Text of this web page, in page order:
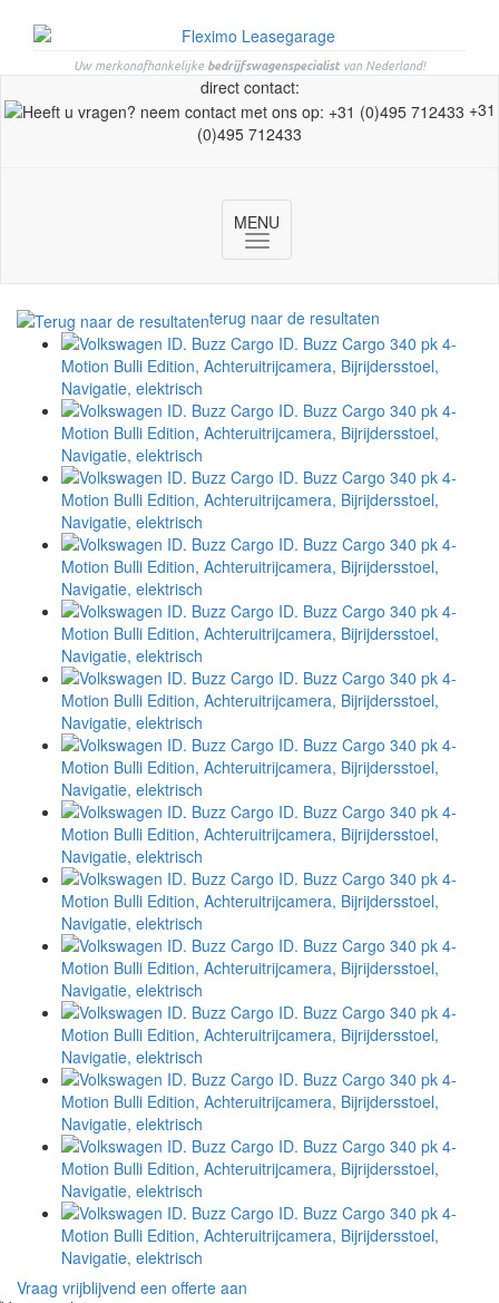
Uw merkonafhankelijke bedrijfswagenspecialistvan Nederland!
direct contact:
+31
(0)495 712433
MENU
Toggle
navigation
terug naar de resultaten
Vraag vrijblijvend een offerte aan